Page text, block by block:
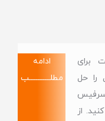
برای
را حل
از
ادامه
مطلــــــــــــب